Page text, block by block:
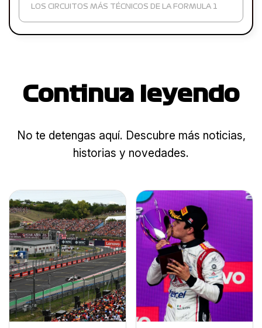
LOS CIRCUITOS MÁS TÉCNICOS DE LA FORMULA 1
Continua leyendo
No te detengas aquí. Descubre más noticias,
historias y novedades.